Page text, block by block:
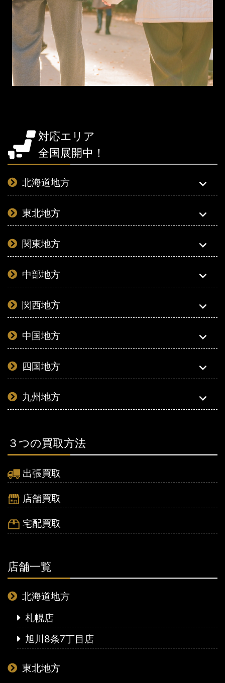
対応エリア
全国展開中！
北海道地方
東北地方
関東地方
中部地方
関西地方
中国地方
四国地方
九州地方
３つの買取方法
出張買取
店舗買取
宅配買取
店舗一覧
北海道地方
札幌店
旭川8条7丁目店
東北地方